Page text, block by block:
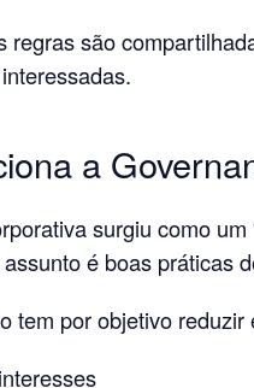
regras são
a
surgiu como
é boas práticas
tem por objetivo